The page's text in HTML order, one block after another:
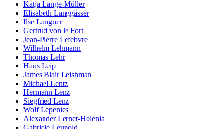
Katja Lange-Müller
Elisabeth Langgässer
Ilse Langner
Gertrud von le Fort
Jean-Pierre Lefebvre
Wilhelm Lehmann
Thomas Lehr
Hans Leip
James Blair Leishman
Michael Lentz
Hermann Lenz
Siegfried Lenz
Wolf Lepenies
Alexander Lernet-Holenia
Gabriele Leupold